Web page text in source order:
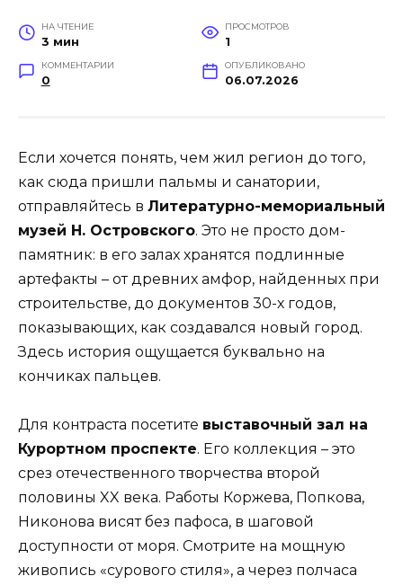
НА ЧТЕНИЕ
3 мин
ПРОСМОТРОВ
1
КОММЕНТАРИИ
0
ОПУБЛИКОВАНО
06.07.2026
Если хочется понять, чем жил регион до того,
как сюда пришли пальмы и санатории,
отправляйтесь в Литературно-мемориальный
музей Н. Островского. Это не просто дом-
памятник: в его залах хранятся подлинные
артефакты – от древних амфор, найденных при
строительстве, до документов 30-х годов,
показывающих, как создавался новый город.
Здесь история ощущается буквально на
кончиках пальцев.
Для контраста посетите выставочный зал на
Курортном проспекте. Его коллекция – это
срез отечественного творчества второй
половины XX века. Работы Коржева, Попкова,
Никонова висят без пафоса, в шаговой
доступности от моря. Смотрите на мощную
живопись «сурового стиля», а через полчаса